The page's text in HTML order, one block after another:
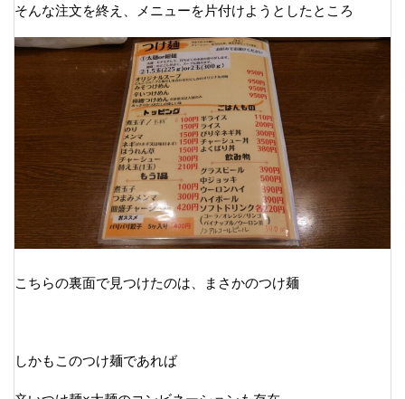
そんな注文を終え、メニューを片付けようとしたところ
こちらの裏面で見つけたのは、まさかのつけ麺
しかもこのつけ麺であれば